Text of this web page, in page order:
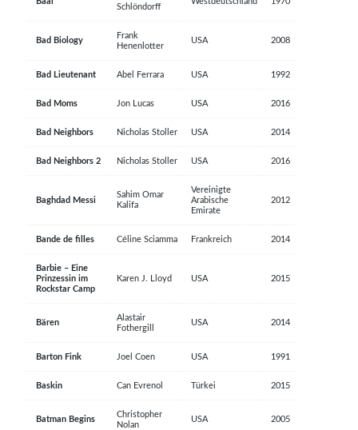
Schlöndorff
Bad Biology
Frank
Henenlotter
USA 2008
Bad Lieutenant Abel Ferrara USA 1992
Bad Moms Jon Lucas USA 2016
Bad Neighbors Nicholas Stoller USA 2014
Bad Neighbors 2 Nicholas Stoller USA 2016
Baghdad Messi
Sahim Omar
Kalifa
Vereinigte
Arabische
Emirate
2012
Bande de filles Céline Sciamma Frankreich 2014
Barbie – Eine
Prinzessin im
Rockstar Camp
Karen J. Lloyd USA 2015
Bären
Alastair
Fothergill
USA 2014
Barton Fink Joel Coen USA 1991
Baskin Can Evrenol Türkei 2015
Batman Begins
Christopher
Nolan
USA 2005